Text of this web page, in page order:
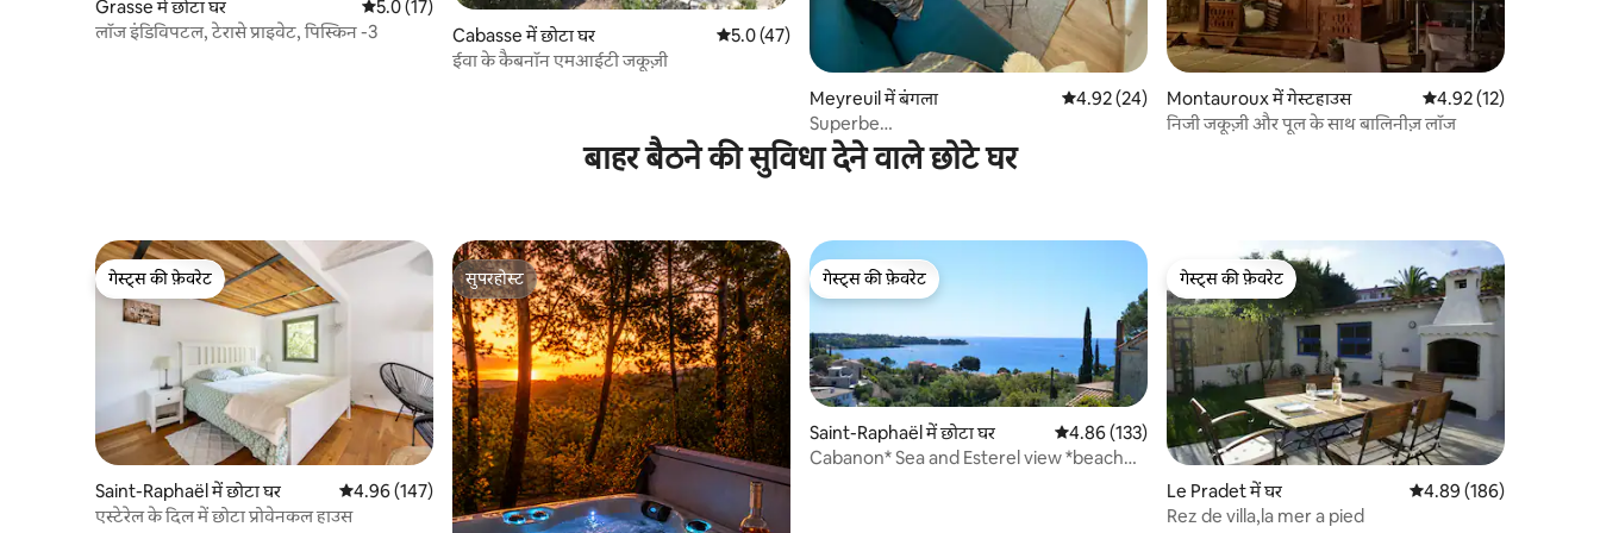
Grasse में छोटा घर औसत रेटिंग 5 में से 5.0, 17 समीक्षाएँ
5.0 (17)
लॉज इंडिविपटल, टेरासे प्राइवेट, पिस्किन -3
Cabasse में छोटा घर औसत रेटिंग 5 में से 5.0, 47 समीक्षाएँ
5.0 (47)
ईवा के कैबनॉन एमआईटी जकूज़ी
Meyreuil में बंगला औसत रेटिंग 5 में से 4.92, 24 समीक्षाएँ
4.92 (24)
Superbe
Cabane*JACUZZI*JARDIN*CLIM*WIFI*पार्किंग
Montauroux में गेस्टहाउस औसत रेटिंग 5 में से 4.92,
4.92 (12)
निजी जकूज़ी और पूल के साथ बालिनीज़ लॉज
बाहर बैठने की सुविधा देने वाले छोटे घर
गेस्ट्स की फ़ेवरेट
गेस्ट्स की फ़ेवरेट
Saint-Raphaël में छोटा घर औसत रेटिंग 5 में से 4.96, 147 समीक्षाएँ
4.96 (147)
एस्टेरेल के दिल में छोटा प्रोवेनकल हाउस
सुपरहोस्ट
सुपरहोस्ट
गेस्ट्स की फ़ेवरेट
गेस्ट्स की फ़ेवरेट
Saint-Raphaël में छोटा घर औसत रेटिंग 5 में से 4.86, 133 समीक्षाएँ
4.86 (133)
Cabanon* Sea and Esterel view *beach
गेस्ट्स की फ़ेवरेट
गेस्ट्स की फ़ेवरेट
Le Pradet में घर औसत रेटिंग 5 में से 4.89,
4.89 (186)
Rez de villa,la mer a pied